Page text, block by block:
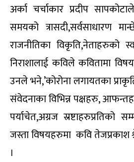
अर्का चर्चाकार प्रदीप
समयको त्रासदी,सर्वसाधारण
राजनीतिका विकृति,नेताहरुको
निराशालाई कविले कवितामा
उनले भने,’कोरोना लगायतका
संवेदनाका विभिन्न पक्षहरु,
पर्याचेत,अग्रज स्रष्टाहरुप्रतिको
जस्ता विषयहरुमा कवि
।